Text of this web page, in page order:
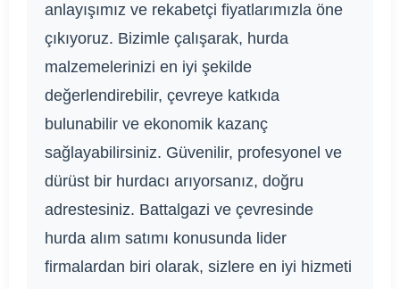
anlayışımız ve rekabetçi fiyatlarımızla öne
çıkıyoruz. Bizimle çalışarak, hurda
malzemelerinizi en iyi şekilde
değerlendirebilir, çevreye katkıda
bulunabilir ve ekonomik kazanç
sağlayabilirsiniz. Güvenilir, profesyonel ve
dürüst bir hurdacı arıyorsanız, doğru
adrestesiniz. Battalgazi ve çevresinde
hurda alım satımı konusunda lider
firmalardan biri olarak, sizlere en iyi hizmeti